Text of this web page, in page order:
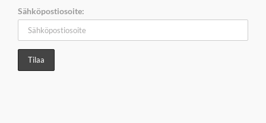
Sähköpostiosoite: